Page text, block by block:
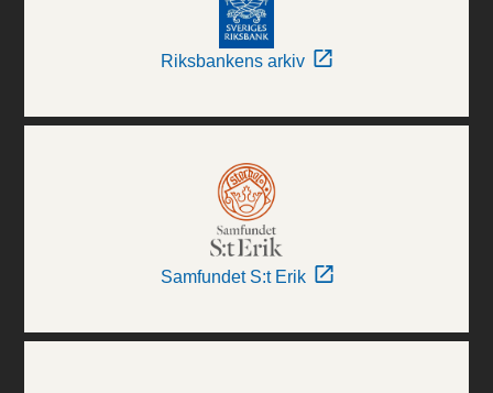
Riksbankens arkiv
Samfundet S:t Erik